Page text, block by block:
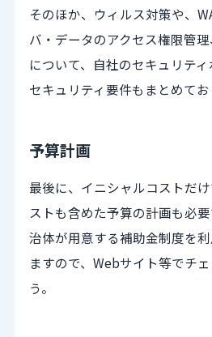
そのほか、ウィルス対策や、
バ・データのアクセス権限管
について、自社のセキュリテ
セキュリティ要件もまとめてお
予算計画
最後に、イニシャルコストだ
ストも含めた予算の計画も必
治体が用意する補助金制度を
ますので、Webサイト等でチ
う。